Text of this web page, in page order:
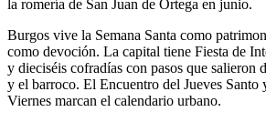
la romería de San Juan de Ortega en junio.
Burgos vive la Semana Santa como
como devoción. La capital tiene Fiesta de
y dieciséis cofradías con pasos que salieron
y el barroco. El Encuentro del Jueves Santo
Viernes marcan el calendario urbano.